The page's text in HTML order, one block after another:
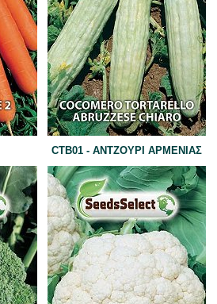
CTB01 - ΑΝΤΖΟΥΡΙ ΑΡΜΕΝΙΑΣ